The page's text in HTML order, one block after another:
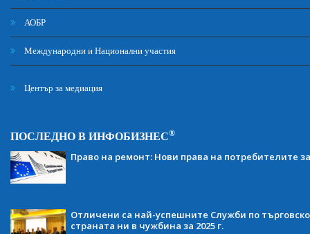
АОБР
Международни и Национални участия
Център за медиация
ПОСЛЕДНО В ИНФОБИЗНЕС®
Право на ремонт: Нови права на потребителите
Отличени са най-успешните Служби по
страната ни в чужбина за 2025 г.